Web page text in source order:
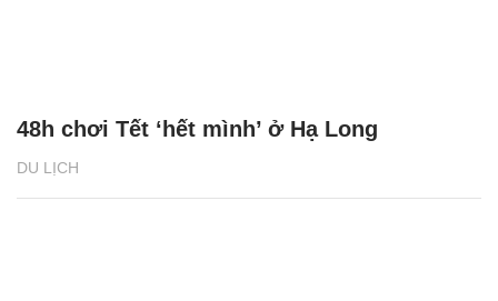
DU LỊCH
48h chơi Tết ‘hết mình’ ở Hạ Long